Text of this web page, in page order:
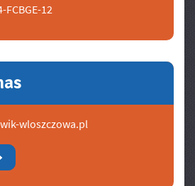
FCBGE-12
wloszczowa.pl